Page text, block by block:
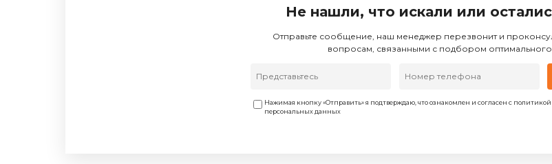
Не нашли, что искали или
Отправьте сообщение, наш менеджер перезвонит и
вопросам, связанными с подбором
Нажимая кнопку «Отправить» я подтверждаю, что ознакомлен и согласен с
персональных данных